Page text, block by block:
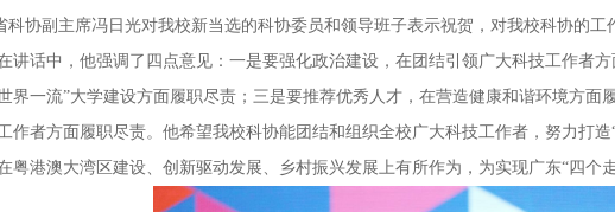
协副主席冯日光对我校新当选的科协委员和领导班子表示祝贺，对我校科协的工
讲话中，他强调了四点意见：一是要强化政治建设，在团结引领广大科技工作者
界一流”大学建设方面履职尽责；三是要推荐优秀人才，在营造健康和谐环境方面
作者方面履职尽责。他希望我校科协能团结和组织全校广大科技工作者，努力打
粤港澳大湾区建设、创新驱动发展、乡村振兴发展上有所作为，为实现广东“四个